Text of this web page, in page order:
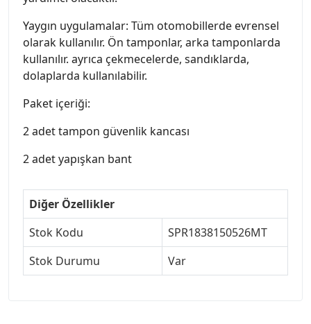
Yaygın uygulamalar: Tüm otomobillerde evrensel
olarak kullanılır. Ön tamponlar, arka tamponlarda
kullanılır. ayrıca çekmecelerde, sandıklarda,
dolaplarda kullanılabilir.
Paket içeriği:
2 adet tampon güvenlik kancası
2 adet yapışkan bant
Diğer Özellikler
Stok Kodu
SPR1838150526MT
Stok Durumu
Var